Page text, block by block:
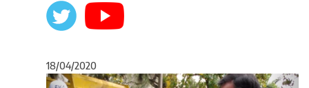
18/04/2020
Anterior